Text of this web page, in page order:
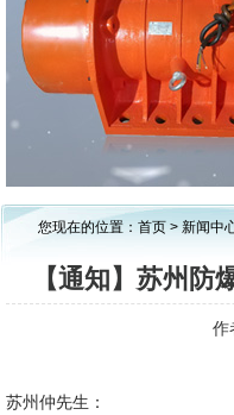
您现在的位置： 首页 > 新闻中
【通知】苏州
作
苏州仲先生：